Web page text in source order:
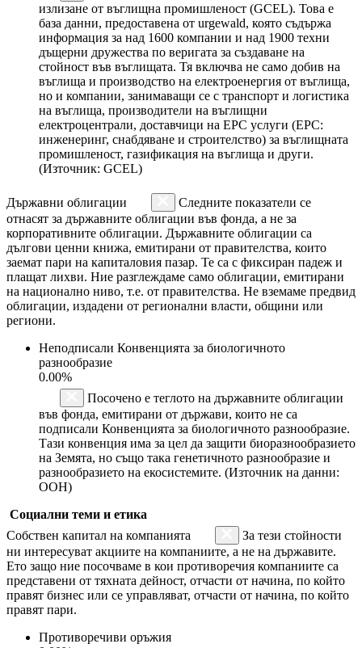
излизане от въглищна промишленост (GCEL). Това е
база данни, предоставена от urgewald, която съдържа
информация за над 1600 компании и над 1900 техни
дъщерни дружества по веригата за създаване на
стойност във въглищата. Тя включва не само добив на
въглища и производство на електроенергия от въглища,
но и компании, занимаващи се с транспорт и логистика
на въглища, производители на въглищни
електроцентрали, доставчици на EPC услуги (EPC:
инженеринг, снабдяване и строителство) за въглищната
промишленост, газификация на въглища и други.
(Източник: GCEL)
Държавни облигации
Следните показатели се
отнасят за държавните облигации във фонда, а не за
корпоративните облигации. Държавните облигации са
дългови ценни книжа, емитирани от правителства, които
заемат пари на капиталовия пазар. Те са с фиксиран падеж и
плащат лихви. Ние разглеждаме само облигации, емитирани
на национално ниво, т.е. от правителства. Не вземаме предвид
облигации, издадени от регионални власти, общини или
региони.
Неподписали Конвенцията за биологичното
разнообразие
0.00%
Посочено е теглото на държавните облигации
във фонда, емитирани от държави, които не са
подписали Конвенцията за биологичното разнообразие.
Тази конвенция има за цел да защити биоразнообразието
на Земята, но също така генетичното разнообразие и
разнообразието на екосистемите. (Източник на данни:
ООН)
Социални теми и етика
Собствен капитал на компанията
За тези стойности
ни интересуват акциите на компаниите, а не на държавите.
Ето защо ние посочваме в кои противоречия компаниите са
представени от тяхната дейност, отчасти от начина, по който
правят бизнес или се управляват, отчасти от начина, по който
правят пари.
Противоречиви оръжия